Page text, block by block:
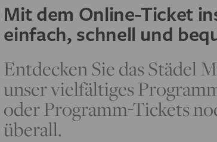
Mit dem Online-Ticket
einfach, schnell und
Entdecken Sie das Städel
unser vielfältiges
oder Programm-Tickets
überall.